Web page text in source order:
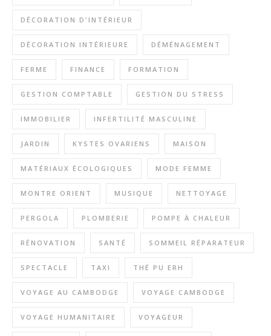
DÉCORATION D'INTÉRIEUR
DÉCORATION INTÉRIEURE DÉMÉNAGEMENT
FERME FINANCE FORMATION
GESTION COMPTABLE GESTION DU STRESS
IMMOBILIER INFERTILITÉ MASCULINE
JARDIN KYSTES OVARIENS MAISON
MATÉRIAUX ÉCOLOGIQUES MODE FEMME
MONTRE ORIENT MUSIQUE NETTOYAGE
PERGOLA PLOMBERIE POMPE À CHALEUR
RÉNOVATION SANTÉ SOMMEIL RÉPARATEUR
SPECTACLE TAXI THÉ PU ERH
VOYAGE AU CAMBODGE VOYAGE CAMBODGE
VOYAGE HUMANITAIRE VOYAGEUR